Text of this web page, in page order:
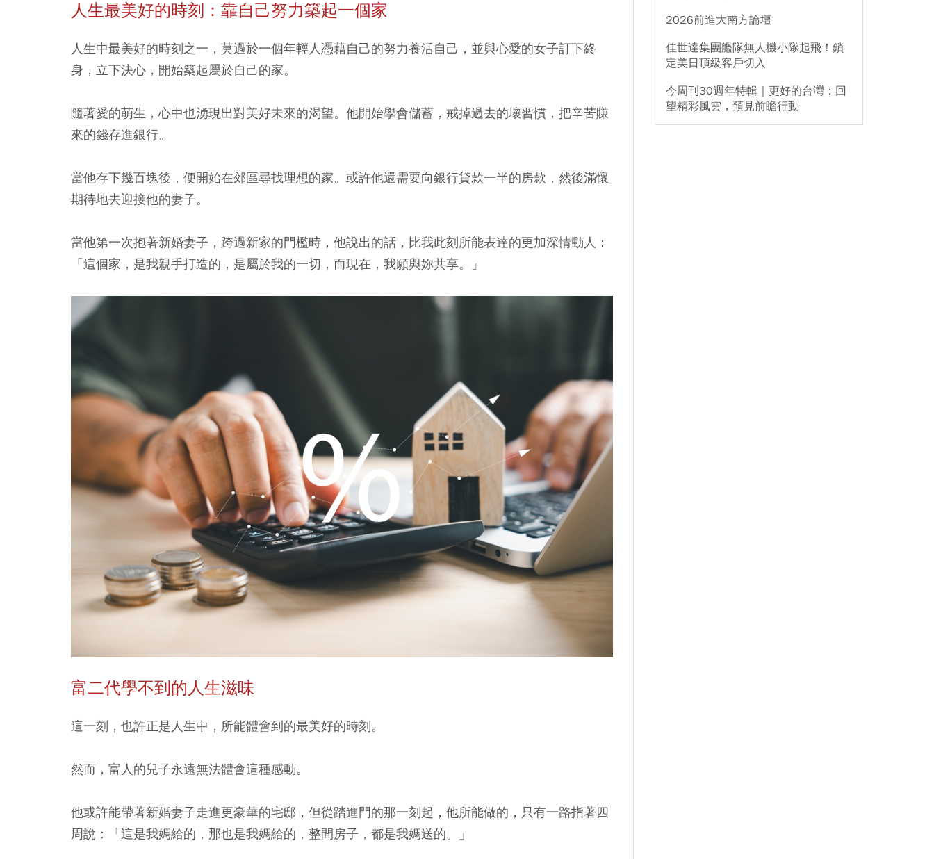
人生最美好的時刻：靠自己努力築起一個家
人生中最美好的時刻之一，莫過於一個年輕人憑藉自己的努力養活自己，並與心愛的女子訂下終
身，立下決心，開始築起屬於自己的家。
隨著愛的萌生，心中也湧現出對美好未來的渴望。他開始學會儲蓄，戒掉過去的壞習慣，把辛苦賺
來的錢存進銀行。
當他存下幾百塊後，便開始在郊區尋找理想的家。或許他還需要向銀行貸款一半的房款，然後滿懷
期待地去迎接他的妻子。
當他第一次抱著新婚妻子，跨過新家的門檻時，他說出的話，比我此刻所能表達的更加深情動人：
「這個家，是我親手打造的，是屬於我的一切，而現在，我願與妳共享。」
富二代學不到的人生滋味
這一刻，也許正是人生中，所能體會到的最美好的時刻。
然而，富人的兒子永遠無法體會這種感動。
他或許能帶著新婚妻子走進更豪華的宅邸，但從踏進門的那一刻起，他所能做的，只有一路指著四
周說：「這是我媽給的，那也是我媽給的，整間房子，都是我媽送的。」
2026前進大南方論壇
佳世達集團艦隊無人機小隊起飛！鎖
定美日頂級客戶切入
今周刊30週年特輯｜更好的台灣：回
望精彩風雲，預見前瞻行動